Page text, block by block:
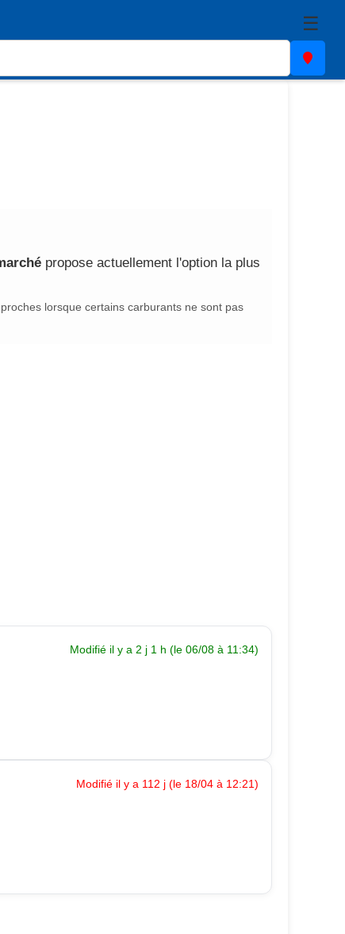
☰
propose actuellement l'option la plus
lorsque certains carburants ne sont pas
Modifié il y a 2 j 1 h (le 06/08 à 11:34)
Modifié il y a 112 j (le 18/04 à 12:21)